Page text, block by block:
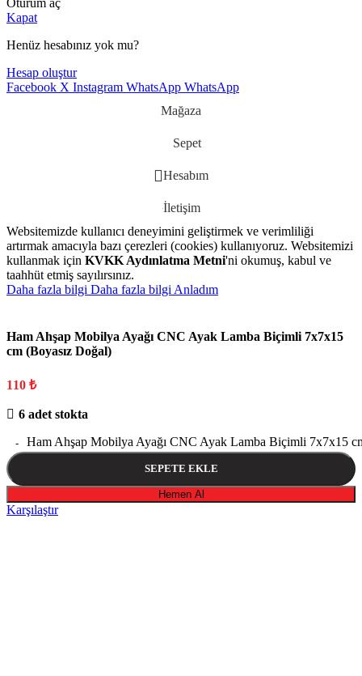
Oturum aç
Kapat
Henüz hesabınız yok mu?
Hesap oluştur
Facebook X Instagram WhatsApp WhatsApp
Mağaza
Sepet
Hesabım
İletişim
Websitemizde kullanıcı deneyimini geliştirmek ve verimliliği
artırmak amacıyla bazı çerezleri (cookies) kullanıyoruz. Websitemizi
kullanmak için KVKK Aydınlatma Metni'ni okumuş, kabul ve
taahhüt etmiş sayılırsınız.
Daha fazla bilgi Daha fazla bilgi Anladım
Ham Ahşap Mobilya Ayağı CNC Ayak Lamba Biçimli 7x7x15
cm (Boyasız Doğal)
110 ₺
6 adet stokta
Ham Ahşap Mobilya Ayağı CNC Ayak Lamba Biçimli 7x7x15
SEPETE EKLE
Hemen Al
Karşılaştır